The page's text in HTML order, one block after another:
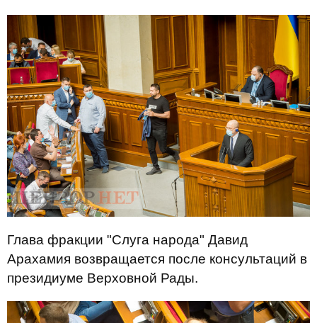
Глава фракции "Слуга народа" Давид
Арахамия возвращается после консультаций в
президиуме Верховной Рады.